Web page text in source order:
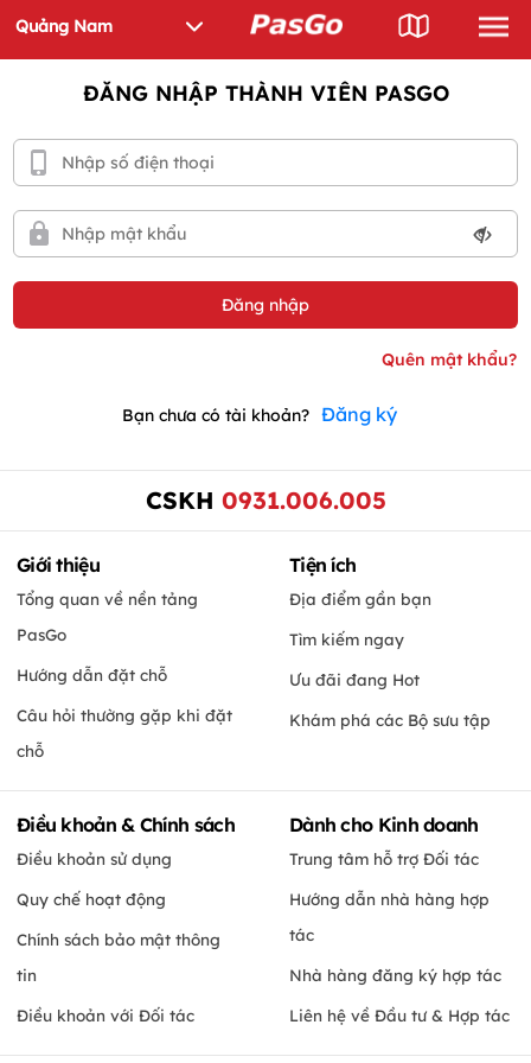
ĐĂNG NHẬP THÀNH VIÊN PASGO
Bạn chưa có tài khoản? Đăng ký
CSKH 0931.006.005
Giới thiệu
Tổng quan về nền tảng
PasGo
Hướng dẫn đặt chỗ
Câu hỏi thường gặp khi đặt
chỗ
Tiện ích
Địa điểm gần bạn
Tìm kiếm ngay
Ưu đãi đang Hot
Khám phá các Bộ sưu tập
Điều khoản & Chính sách
Điều khoản sử dụng
Quy chế hoạt động
Chính sách bảo mật thông
tin
Điều khoản với Đối tác
Dành cho Kinh doanh
Trung tâm hỗ trợ Đối tác
Hướng dẫn nhà hàng hợp
tác
Nhà hàng đăng ký hợp tác
Liên hệ về Đầu tư & Hợp tác